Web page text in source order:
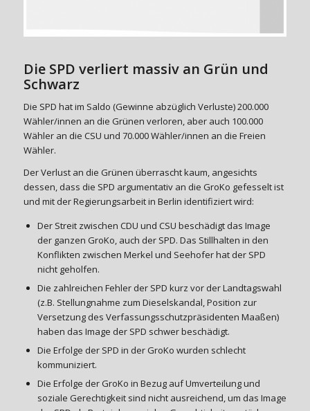
Die SPD verliert massiv an Grün und
Schwarz
Die SPD hat im Saldo (Gewinne abzüglich Verluste) 200.000
Wähler/innen an die Grünen verloren, aber auch 100.000
Wähler an die CSU und 70.000 Wähler/innen an die Freien
Wähler.
Der Verlust an die Grünen überrascht kaum, angesichts
dessen, dass die SPD argumentativ an die GroKo gefesselt ist
und mit der Regierungsarbeit in Berlin identifiziert wird:
Der Streit zwischen CDU und CSU beschädigt das Image
der ganzen GroKo, auch der SPD. Das Stillhalten in den
Konflikten zwischen Merkel und Seehofer hat der SPD
nicht geholfen.
Die zahlreichen Fehler der SPD kurz vor der Landtagswahl
(z.B. Stellungnahme zum Dieselskandal, Position zur
Versetzung des Verfassungsschutzpräsidenten Maaßen)
haben das Image der SPD schwer beschädigt.
Die Erfolge der SPD in der GroKo wurden schlecht
kommuniziert.
Die Erfolge der GroKo in Bezug auf Umverteilung und
soziale Gerechtigkeit sind nicht ausreichend, um das Image